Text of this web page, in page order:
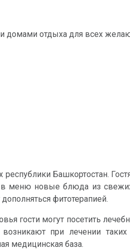
домами отдыха для всех
Башкортостан.
меню новые блюда из
фитотерапией.
гости могут посетить
при лечении
медицинская база.